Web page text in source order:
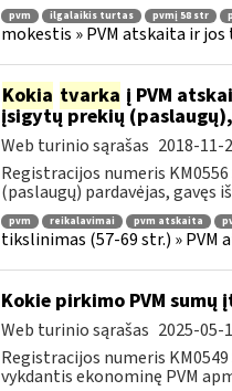
pvm ilgalaikis turtas pvmį 58 str
mokestis » PVM atskaita ir
Kokia tvarka į PVM
įsigytų prekių
Web turinio sąrašas 2018-11-
Registracijos numeris
(paslaugų) pardavėjas, gavęs
pvm reikalavimai pvm atskaita
tikslinimas (57-69 str.) » PVM
Kokie pirkimo PVM
Web turinio sąrašas 2025-05-
Registracijos numeris
vykdantis ekonominę PVM